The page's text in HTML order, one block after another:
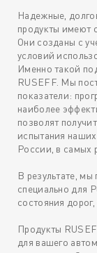
Надежные,
продукты имеют
Они созданы с
условий
Именно такой
RUSEFF. Мы
показатели:
наиболее
позволят
испытания
России, в самых
В результате,
специально для
состояния
Продукты
для вашего